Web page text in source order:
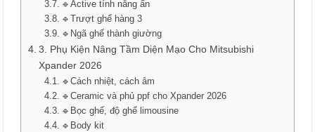
🔹Active tính năng ẩn
🔹Trượt ghế hàng 3
🔹Ngã ghế thành giường
3. Phụ Kiện Nâng Tầm Diện Mạo Cho Mitsubishi
Xpander 2026
🔹Cách nhiệt, cách âm
🔹Ceramic và phủ ppf cho Xpander 2026
🔹Bọc ghế, độ ghế limousine
🔹Body kit